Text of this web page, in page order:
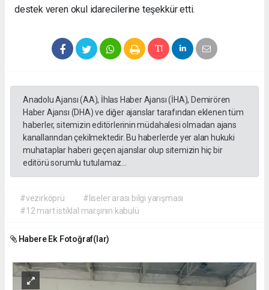
destek veren okul idarecilerine teşekkür etti.
Anadolu Ajansı (AA), İhlas Haber Ajansı (İHA), Demirören
Haber Ajansı (DHA) ve diğer ajanslar tarafından eklenen tüm
haberler, sitemizin editörlerinin müdahalesi olmadan ajans
kanallarından çekilmektedir. Bu haberlerde yer alan hukuki
muhataplar haberi geçen ajanslar olup sitemizin hiç bir
editörü sorumlu tutulamaz...
#vezirköprü
#liseler arası bilgi yarışması
#12 mart istiklal marşının kabulü
Habere Ek Fotoğraf(lar)